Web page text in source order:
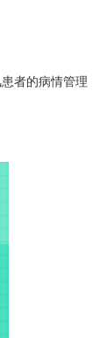
者的病情管理